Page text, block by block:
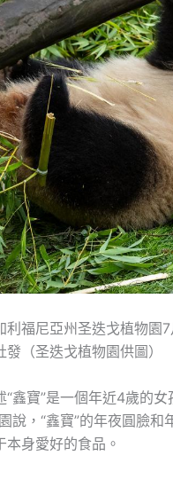
利福尼亞州圣迭戈植物園
發（圣迭戈植物園供圖）
“鑫寶”是一個年近4歲的女
說，“鑫寶”的年夜圓臉
本身愛好的食品。